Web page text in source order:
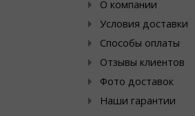
О компании
Условия доставки
Способы оплаты
Отзывы клиентов
Фото доставок
Наши гарантии